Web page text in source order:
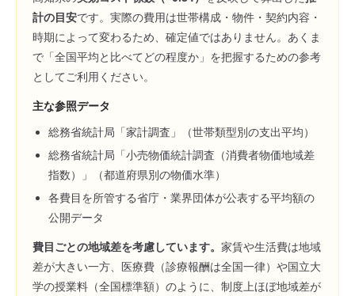
計の目安です。実際の費用は世帯構成・物件・契約内容・
時期によって変わるため、確定値ではありません。あくま
で「全国平均と比べてどの程度か」を把握するための参考
としてご利用ください。
主な参照データ
総務省統計局「家計調査」（世帯類型別の支出平均）
総務省統計局「小売物価統計調査（消費者物価地域差
指数）」（都道府県別の物価水準）
各費目を所管する省庁・業界団体が公表する平均額の
公開データ
費目ごとの地域差を考慮しています。 家賃や生活費は地域
差が大きい一方、医療費（診療報酬は全国一律）や国立大
学の授業料（全国標準額）のように、制度上ほぼ地域差が